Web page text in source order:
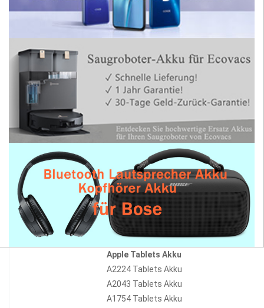
Apple Tablets Akku
A2224 Tablets Akku
A2043 Tablets Akku
A1754 Tablets Akku